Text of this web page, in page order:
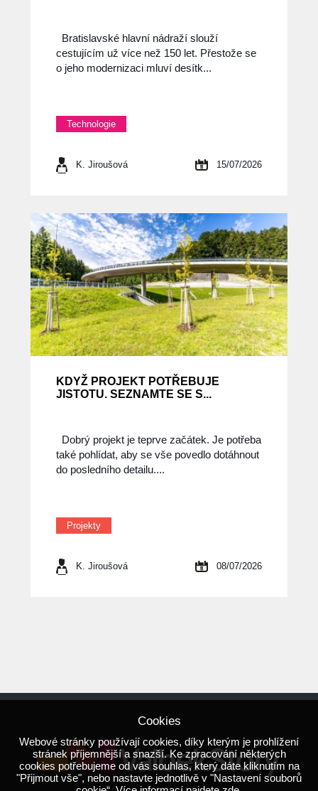
Bratislavské hlavní nádraží slouží
cestujícím už více než 150 let. Přestože se
o jeho modernizaci mluví desítk...
Technologie
K. Jiroušová 15/07/2026
KDYŽ PROJEKT POTŘEBUJE
JISTOTU. SEZNAMTE SE S...
Dobrý projekt je teprve začátek. Je potřeba
také pohlídat, aby se vše povedlo dotáhnout
do posledního detailu....
Projekty
K. Jiroušová 08/07/2026
Cookies
Webové stránky používají cookies, díky kterým je prohlížení
stránek příjemnější a snazší. Ke zpracování některých
cookies potřebujeme od vás souhlas, který dáte kliknutím na
"Přijmout vše", nebo nastavte jednotlivě v "Nastavení souborů